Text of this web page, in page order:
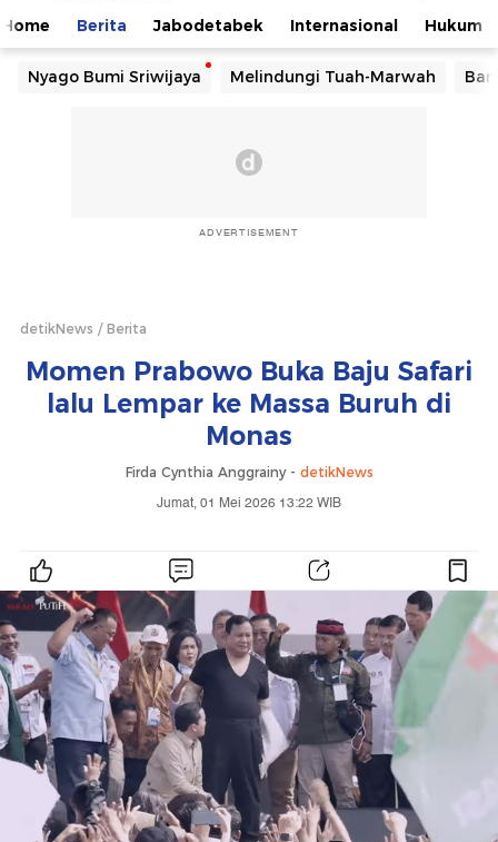
Home Berita Jabodetabek Internasional Hukum
Nyago Bumi Sriwijaya Melindungi Tuah-Marwah
ADVERTISEMENT
detikNews Berita
Momen Prabowo Buka Baju Safari
lalu Lempar ke Massa Buruh di
Monas
Firda Cynthia Anggrainy - detikNews
Jumat, 01 Mei 2026 13:22 WIB